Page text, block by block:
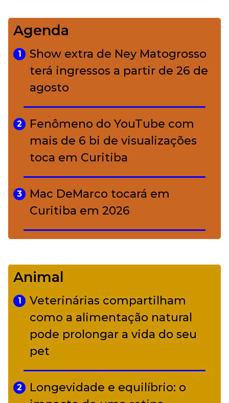
4
Bolsas de palha e ráfia: o
charme rústico que
conquistou o luxo
A ciência por trás da skincare: a
função de cada ativo
Agenda
1
Show extra de Ney Matogrosso
terá ingressos a partir de 26 de
agosto
2
Fenômeno do YouTube com
mais de 6 bi de visualizações
toca em Curitiba
3
Mac DeMarco tocará em
Curitiba em 2026
Camerata tem repertório
diverso a partir de R$ 17
Adriana Calcanhotto retoma
alter ego infantil para show em
Curitiba
Animal
1
Veterinárias compartilham
como a alimentação natural
pode prolongar a vida do seu
pet
2
Longevidade e equilíbrio: o